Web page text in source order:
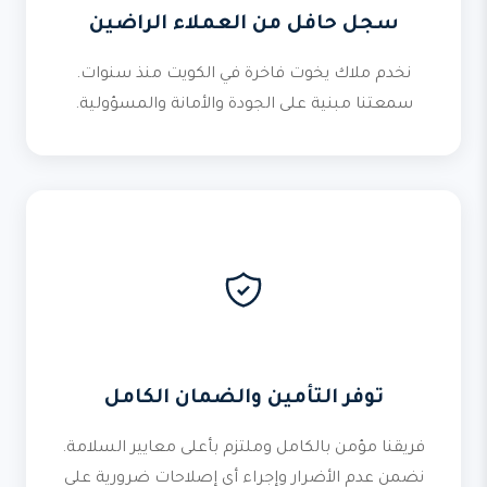
سجل حافل من العملاء الراضين
نخدم ملاك يخوت فاخرة في الكويت منذ سنوات.
سمعتنا مبنية على الجودة والأمانة والمسؤولية.
توفر التأمين والضمان الكامل
فريقنا مؤمن بالكامل وملتزم بأعلى معايير السلامة.
نضمن عدم الأضرار وإجراء أي إصلاحات ضرورية على